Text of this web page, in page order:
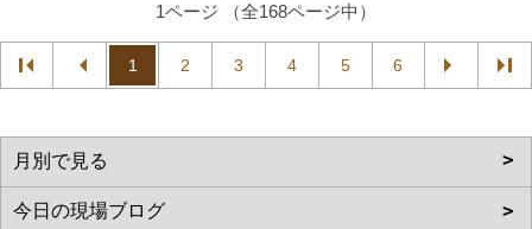
1ページ （全168ページ中）
1 2 3 4 5 6